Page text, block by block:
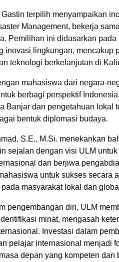
terpilih menyampaikan
Management, bekerja
Pemilihan ini didasarkan pada
inovasi lingkungan, mencakup
teknologi berkelanjutan di
mahasiswa dari negara-
berbagi perspektif Indonesia
Banjar dan pengetahuan lokal
bentuk diplomasi budaya.
S.E., M.Si. menekankan
sejalan dengan visi ULM
dan berjiwa
untuk sukses secara
masyarakat lokal dan
pengembangan diri, ULM
minat, mengasah
Investasi dalam
pelajar internasional menjadi
depan yang kompeten dan